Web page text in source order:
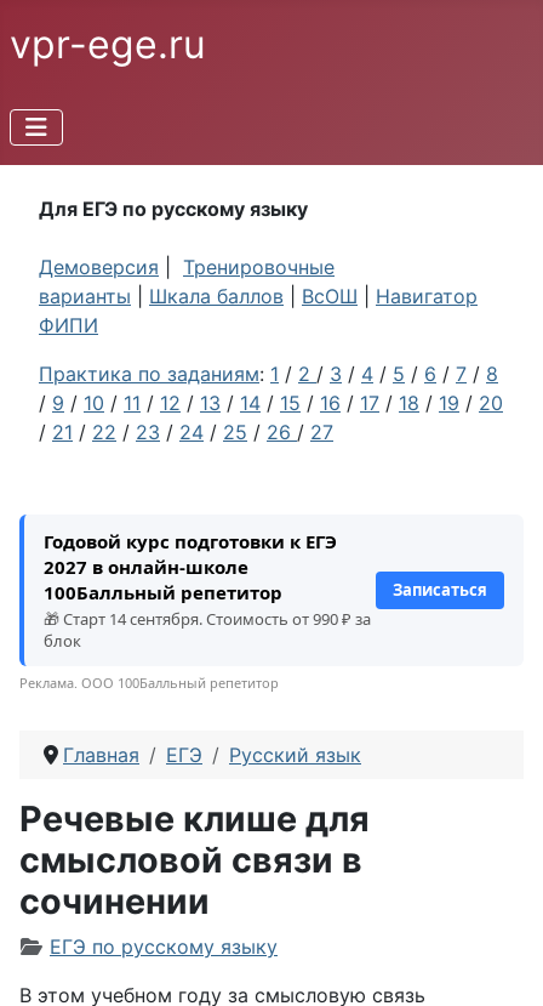
vpr-ege.ru
Для ЕГЭ по русскому языку
Демоверсия
Тренировочные
варианты
Шкала баллов ВсОШ
Навигатор
ФИПИ
Практика по заданиям: 1 / 2 / 3 / 4 / 5 / 6 / 7 / 8
/ 9 / 10 / 11 / 12 / 13 / 14 / 15 / 16 / 17 / 18 / 19 / 20
/ 21 / 22 / 23 / 24 / 25 / 26 / 27
Годовой курс подготовки к ЕГЭ
2027 в онлайн-школе
100Балльный репетитор
🎁 Старт 14 сентября. Стоимость от 990 ₽ за
блок
Записаться
Реклама. ООО 100Балльный репетитор
Главная ЕГЭ Русский язык
Речевые клише для
смысловой связи в
сочинении
Информация о материале
ЕГЭ по русскому языку
В этом учебном году за смысловую связь